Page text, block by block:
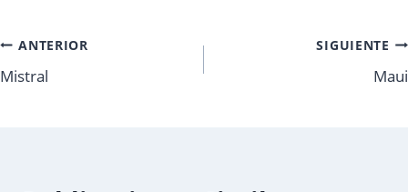
ANTERIOR
Mistral
SIGUIENTE
Maui